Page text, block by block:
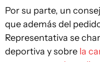
Por su parte, un
que además del
Representativa se
deportiva y sobre la